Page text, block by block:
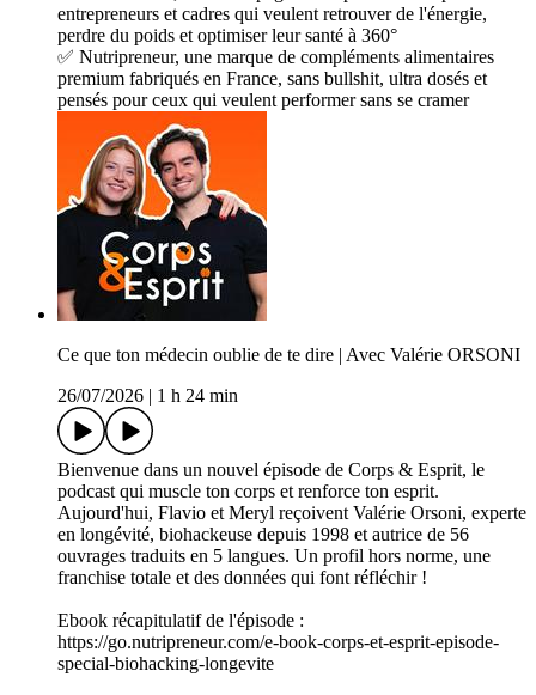
entrepreneurs et cadres qui veulent retrouver de l'énergie,
perdre du poids et optimiser leur santé à 360°
✅ Nutripreneur, une marque de compléments alimentaires
premium fabriqués en France, sans bullshit, ultra dosés et
pensés pour ceux qui veulent performer sans se cramer
Ce que ton médecin oublie de te dire | Avec Valérie ORSONI
26/07/2026
1 h 24 min
Bienvenue dans un nouvel épisode de Corps & Esprit, le
podcast qui muscle ton corps et renforce ton esprit.
Aujourd'hui, Flavio et Meryl reçoivent Valérie Orsoni, experte
en longévité, biohackeuse depuis 1998 et autrice de 56
ouvrages traduits en 5 langues. Un profil hors norme, une
franchise totale et des données qui font réfléchir !
Ebook récapitulatif de l'épisode :
https://go.nutripreneur.com/e-book-corps-et-esprit-episode-
special-biohacking-longevite